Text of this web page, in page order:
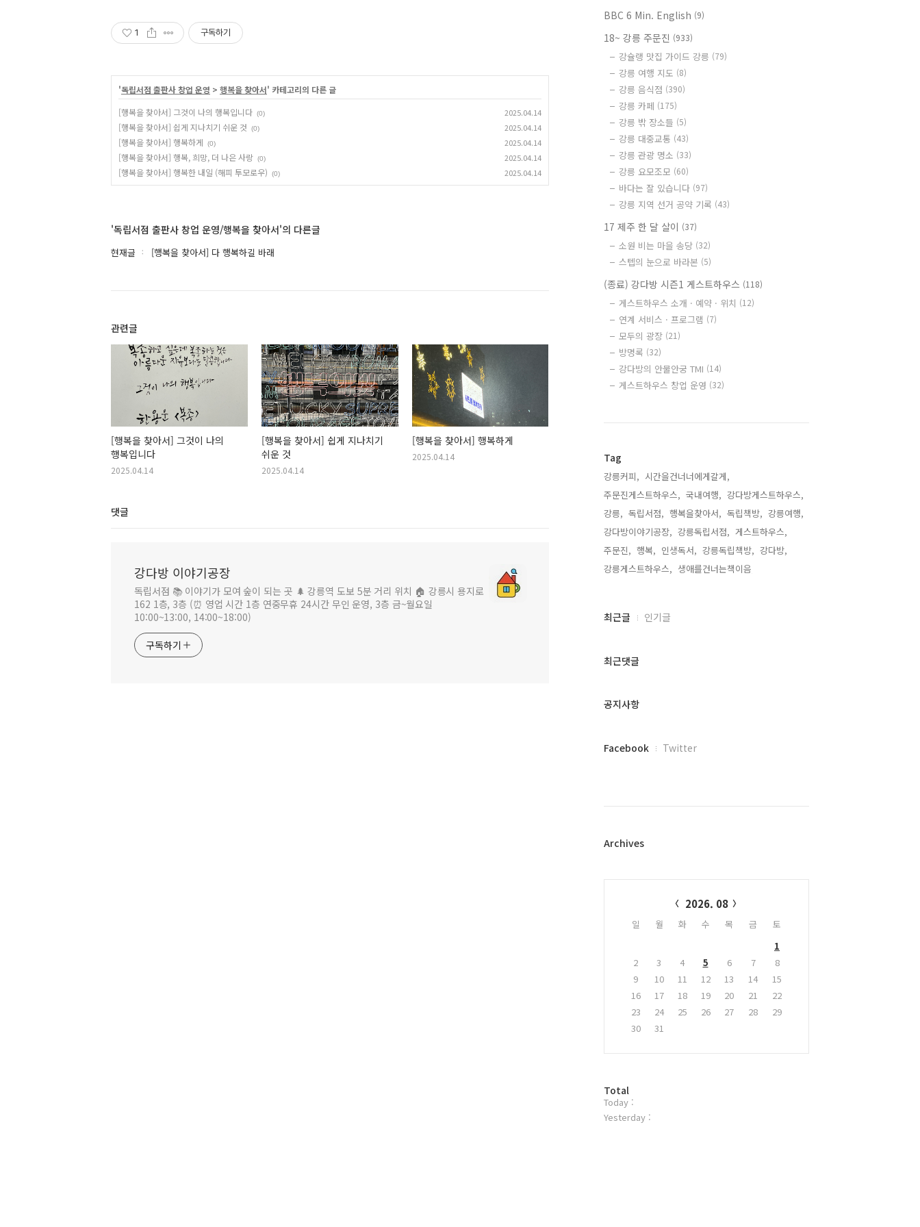
1 구독하기
'독립서점 출판사 창업 운영 > 행복을 찾아서' 카테고리의 다른 글
[행복을 찾아서] 그것이 나의 행복입니다 (0) 2025.04.14
[행복을 찾아서] 쉽게 지나치기 쉬운 것 (0) 2025.04.14
[행복을 찾아서] 행복하게 (0) 2025.04.14
[행복을 찾아서] 행복, 희망, 더 나은 사랑 (0) 2025.04.14
[행복을 찾아서] 행복한 내일 (해피 투모로우) (0) 2025.04.14
'독립서점 출판사 창업 운영/행복을 찾아서'의 다른글
현재글 [행복을 찾아서] 다 행복하길 바래
관련글
[행복을 찾아서] 그것이 나의
행복입니다
2025.04.14
[행복을 찾아서] 쉽게 지나치기
쉬운 것
2025.04.14
[행복을 찾아서] 행복하게
2025.04.14
댓글
강다방 이야기공장
독립서점 📚 이야기가 모여 숲이 되는 곳 🌲 강릉역 도보 5분 거리 위치 🏠 강릉시 용지로
162 1층, 3층 (⏰ 영업 시간 1층 연중무휴 24시간 무인 운영, 3층 금~월요일
10:00~13:00, 14:00~18:00)
구독하기
BBC 6 Min. English (9)
18~ 강릉 주문진 (933)
강슐랭 맛집 가이드 강릉 (79)
강릉 여행 지도 (8)
강릉 음식점 (390)
강릉 카페 (175)
강릉 밖 장소들 (5)
강릉 대중교통 (43)
강릉 관광 명소 (33)
강릉 요모조모 (60)
바다는 잘 있습니다 (97)
강릉 지역 선거 공약 기록 (43)
17 제주 한 달 살이 (37)
소원 비는 마을 송당 (32)
스텝의 눈으로 바라본 (5)
(종료) 강다방 시즌1 게스트하우스 (118)
게스트하우스 소개 · 예약 · 위치 (12)
연계 서비스 · 프로그램 (7)
모두의 광장 (21)
방명록 (32)
강다방의 안물안궁 TMI (14)
게스트하우스 창업 운영 (32)
Tag
강릉커피, 시간을건너너에게갈게,
주문진게스트하우스, 국내여행, 강다방게스트하우스,
강릉, 독립서점, 행복을찾아서, 독립책방, 강릉여행,
강다방이야기공장, 강릉독립서점, 게스트하우스,
주문진, 행복, 인생독서, 강릉독립책방, 강다방,
강릉게스트하우스, 생애를건너는책이음,
최
과
글
최근글 인기글
최근댓글
공지사항
페
플
Facebook Twitter
Archives
2026. 08
일 월 화 수 목 금
토
1
2
3 4 5 6 7
8
9
10 11 12 13 14
15
16
17 18 19 20 21
22
23
24 25 26 27 28
29
30
31
방
문
자
Total
Today :
Yesterday :